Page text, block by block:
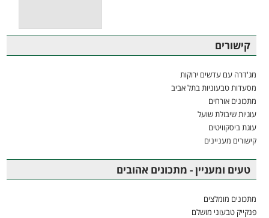
קישורים
מג'דרה עם עדשים ירוקות
מסעדות טבעוניות בתל אביב
מתכונים אורחים
עוגיות שיבולת שועל
עוגת ביסקוויטים
קישורים מעניינים
טעים ומעניין - מתכונים אהובים
מתכונים מומלצים
פנקייק טבעוני מושלם